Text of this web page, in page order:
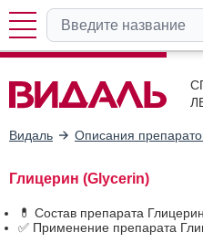
Видаль Описания
Глицерин (Glycerin)
💊 Состав препарата Глицерин
✅ Применение препарата